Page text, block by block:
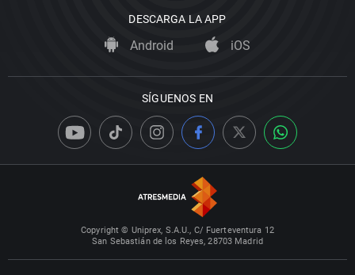
DESCARGA LA APP
Android iOS
SÍGUENOS EN
Copyright © Uniprex, S.A.U., C/ Fuerteventura 12
San Sebastián de los Reyes, 28703 Madrid